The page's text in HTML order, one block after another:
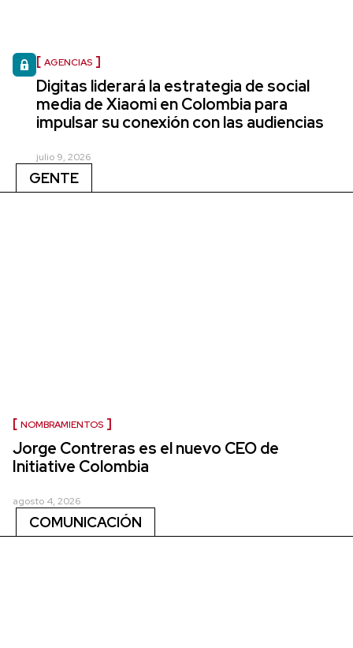
AGENCIAS
Digitas liderará la estrategia de social
media de Xiaomi en Colombia para
impulsar su conexión con las audiencias
julio 9, 2026
GENTE
NOMBRAMIENTOS
Jorge Contreras es el nuevo CEO de
Initiative Colombia
agosto 4, 2026
COMUNICACIÓN